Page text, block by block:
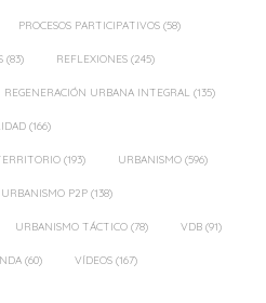
PROCESOS PARTICIPATIVOS (58)
(83) REFLEXIONES (245)
REGENERACIÓN URBANA INTEGRAL (135)
(166)
(193) URBANISMO (596)
URBANISMO P2P (138)
URBANISMO TÁCTICO (78) VDB (91)
(60) VÍDEOS (167)